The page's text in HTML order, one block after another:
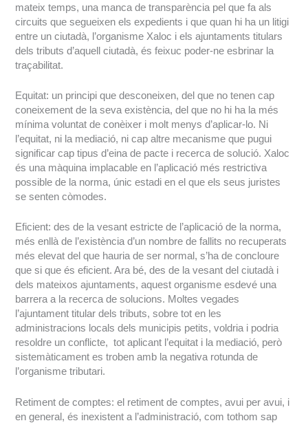
mateix temps, una manca de transparència pel que fa als
circuits que segueixen els expedients i que quan hi ha un litigi
entre un ciutadà, l’organisme Xaloc i els ajuntaments titulars
dels tributs d’aquell ciutadà, és feixuc poder-ne esbrinar la
traçabilitat.
Equitat: un principi que desconeixen, del que no tenen cap
coneixement de la seva existència, del que no hi ha la més
mínima voluntat de conèixer i molt menys d’aplicar-lo. Ni
l’equitat, ni la mediació, ni cap altre mecanisme que pugui
significar cap tipus d’eina de pacte i recerca de solució. Xaloc
és una màquina implacable en l’aplicació més restrictiva
possible de la norma, únic estadi en el que els seus juristes
se senten còmodes.
Eficient: des de la vesant estricte de l’aplicació de la norma,
més enllà de l’existència d’un nombre de fallits no recuperats
més elevat del que hauria de ser normal, s’ha de concloure
que si que és eficient. Ara bé, des de la vesant del ciutadà i
dels mateixos ajuntaments, aquest organisme esdevé una
barrera a la recerca de solucions. Moltes vegades
l’ajuntament titular dels tributs, sobre tot en les
administracions locals dels municipis petits, voldria i podria
resoldre un conflicte, tot aplicant l’equitat i la mediació, però
sistemàticament es troben amb la negativa rotunda de
l’organisme tributari.
Retiment de comptes: el retiment de comptes, avui per avui, i
en general, és inexistent a l’administració, com tothom sap